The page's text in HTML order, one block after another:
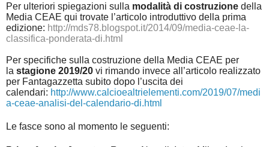
Per ulteriori spiegazioni sulla modalità di costruzione della
Media CEAE qui trovate l’articolo introduttivo della prima
edizione: http://mds78.blogspot.it/2014/09/media-ceae-la-
classifica-ponderata-di.html
Per specifiche sulla costruzione della Media CEAE per
la stagione 2019/20 vi rimando invece all’articolo realizzato
per Fantagazzetta subito dopo l’uscita dei
calendari: http://www.calcioealtrielementi.com/2019/07/medi
a-ceae-analisi-del-calendario-di.html
Le fasce sono al momento le seguenti: